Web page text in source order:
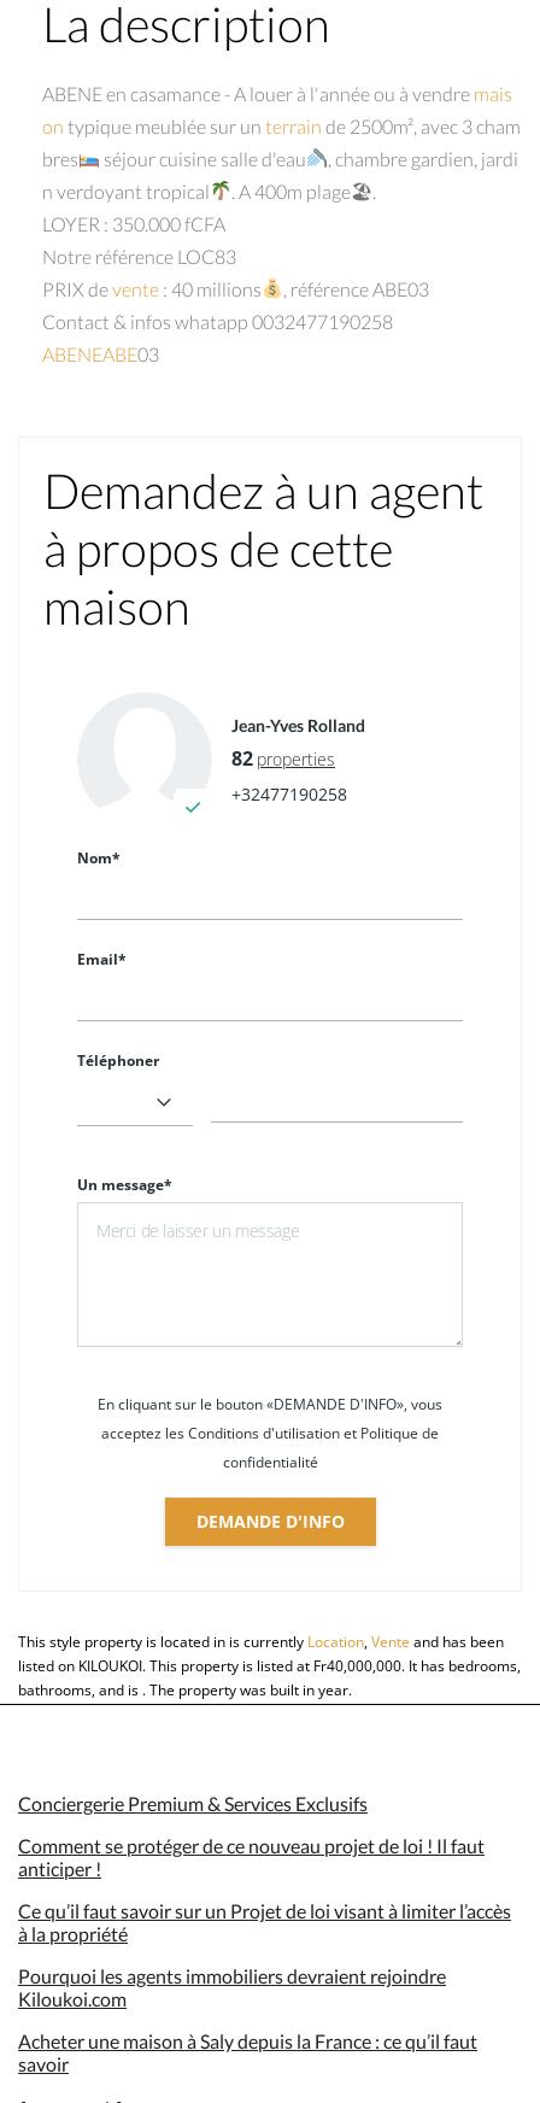
La description
ABENE en casamance - A louer à l'année ou à vendre mais
on typique meublée sur un terrain de 2500m², avec 3 cham
bres
séjour cuisine salle d'eau
, chambre gardien, jardi
n verdoyant tropical
. A 400m plage🏖.
LOYER : 350.000 fCFA
Notre référence LOC83
PRIX devente : 40 millions
, référence ABE03
Contact & infos whatapp 0032477190258
ABENEABE03
Demandez à un agent
à propos de cette
maison
Jean-Yves Rolland
82 properties
+32477190258
Nom*
Email*
Téléphoner
Un message*
En cliquant sur le bouton «DEMANDE D'INFO», vous
acceptez les Conditions d'utilisation et Politique de
confidentialité
DEMANDE D'INFO
This style property is located in is currently Location,Vente and has been
listed on KILOUKOI. This property is listed at Fr40,000,000. It has bedrooms,
bathrooms, and is . The property was built in year.
Conciergerie Premium & Services Exclusifs
Comment se protéger de ce nouveau projet de loi ! Il faut
anticiper !
Ce qu’il faut savoir sur un Projet de loi visant à limiter l’accès
à la propriété
Pourquoi les agents immobiliers devraient rejoindre
Kiloukoi.com
Acheter une maison à Saly depuis la France : ce qu’il faut
savoir